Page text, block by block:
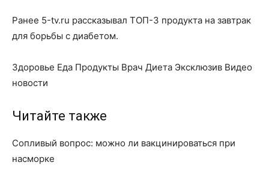
Ранее 5-tv.ru рассказывал ТОП-3 продукта на завтрак
для борьбы с диабетом.
Здоровье Еда Продукты Врач Диета Эксклюзив Видео
новости
Читайте также
Сопливый вопрос: можно ли вакцинироваться при
насморке